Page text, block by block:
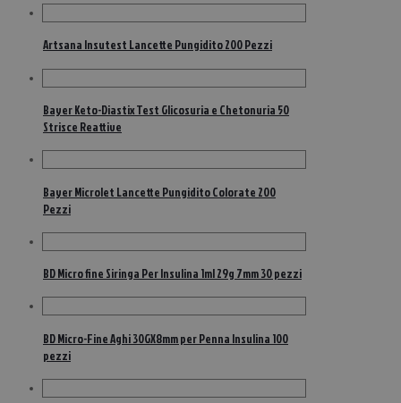
Artsana Insutest Lancette Pungidito 200 Pezzi
Bayer Keto-Diastix Test Glicosuria e Chetonuria 50
Strisce Reattive
Bayer Microlet Lancette Pungidito Colorate 200
Pezzi
BD Micro fine Siringa Per Insulina 1ml 29g 7mm 30 pezzi
BD Micro-Fine Aghi 30GX8mm per Penna Insulina 100
pezzi